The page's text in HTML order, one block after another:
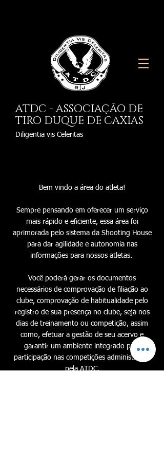
ATDC - ASSOCIAÇÃO DE
TIRO DUQUE DE CAXIAS
Diligentia vis Celeritas
Bem vindo a área do atleta!
Sempre pensando em oferecer um serviço
mais rápido e eficiente, essa área foi
aprimorada pelo sistema da Shooting House
para dar agilidade e autonomia nas
informações para nossos atletas.
Você poderá gerar os documentos
necessários de comprovação de filiação ao
clube, comprovação de habitualidade pelo
registro de sua presença no clube, seja nos
dias de treinamento ou competição, assim
como, efetuar a gestão de seu acervo e
garantir um ambiente integrado para
participação nas competições administradas
pela ATDC.